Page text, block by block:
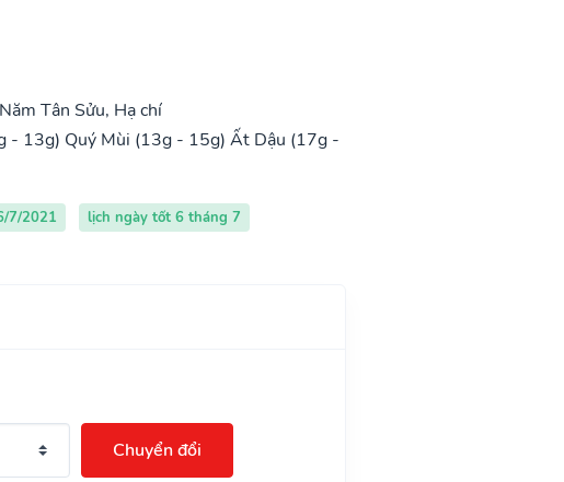
Tân Sửu, Hạ chí
- 13g) Quý Mùi (13g - 15g) Ất Dậu (17g -
7/2021 lịch ngày tốt 6 tháng 7
Chuyển đổi